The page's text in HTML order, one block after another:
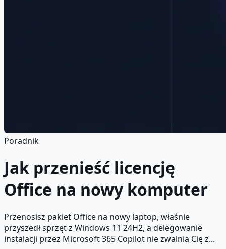
Poradnik
Jak przenieść licencję
Office na nowy komputer
Przenosisz pakiet Office na nowy laptop, właśnie
przyszedł sprzęt z Windows 11 24H2, a delegowanie
instalacji przez Microsoft 365 Copilot nie zwalnia Cię z...